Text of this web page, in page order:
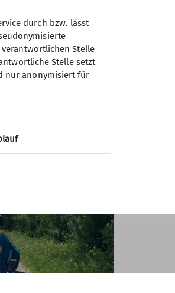
durch bzw. lässt
Stelle
Stelle setzt
nur anonymisiert für